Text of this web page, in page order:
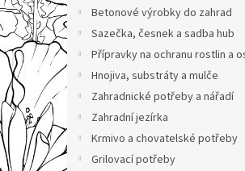
n
e
l
Betonové výrobky do zahrad
Sazečka, česnek a sadba hub
Přípravky na ochranu rostlin a
Hnojiva, substráty a mulče
Zahradnické potřeby a nářadí
Zahradní jezírka
Krmivo a chovatelské potřeby
Grilovací potřeby